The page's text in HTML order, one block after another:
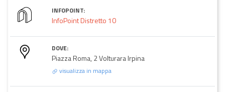
INFOPOINT:
InfoPoint Distretto 10
DOVE:
Piazza Roma, 2 Volturara Irpina
visualizza in mappa